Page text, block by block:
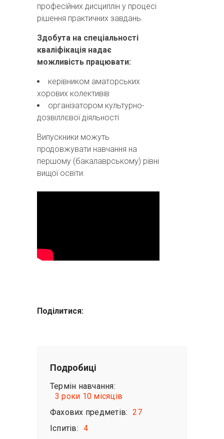
професійних дисциплін у процесі
рішення практичних завдань.
Здобута на спеціальності
кваліфікація надає
можливість працювати:
керівником аматорських
хорових колективів
організатором культурно-
дозвіллєвої діяльності
Випускники можуть
продовжувати навчання на
першому (бакалаврському) рівні
вищої освіти.
Поділитися:
Подробиці
Термін навчання:
3 роки 10 місяців
Фахових предметів: 27
Іспитів: 4